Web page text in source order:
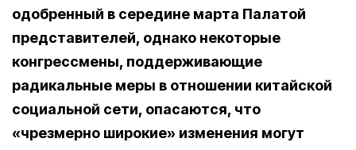
одобренный в середине марта Палатой
представителей, однако некоторые
конгрессмены, поддерживающие
радикальные меры в отношении китайской
социальной сети, опасаются, что
«чрезмерно широкие» изменения могут